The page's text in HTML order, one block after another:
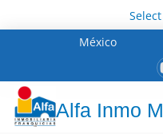
México
Alfa Inmo